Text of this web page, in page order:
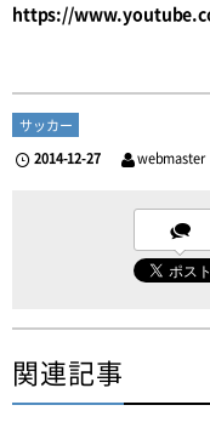
https://
サッカー
2014-12-27
webmaster
関連記事